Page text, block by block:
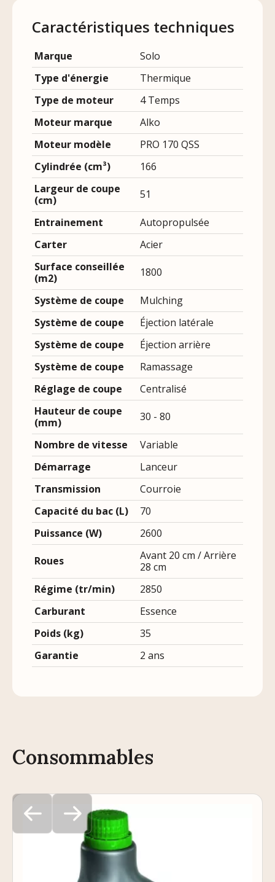
Caractéristiques techniques
Marque
Solo
Type d'énergie
Thermique
Type de moteur
4 Temps
Moteur marque
Alko
Moteur modèle
PRO 170 QSS
Cylindrée (cm³)
166
Largeur de coupe
(cm)
51
Entrainement
Autopropulsée
Carter
Acier
Surface conseillée
(m2)
1800
Système de coupe
Mulching
Système de coupe
Éjection latérale
Système de coupe
Éjection arrière
Système de coupe
Ramassage
Réglage de coupe
Centralisé
Hauteur de coupe
(mm)
30 - 80
Nombre de vitesse
Variable
Démarrage
Lanceur
Transmission
Courroie
Capacité du bac (L)
70
Puissance (W)
2600
Roues
Avant 20 cm / Arrière
28 cm
Régime (tr/min)
2850
Carburant
Essence
Poids (kg)
35
Garantie
2 ans
Consommables